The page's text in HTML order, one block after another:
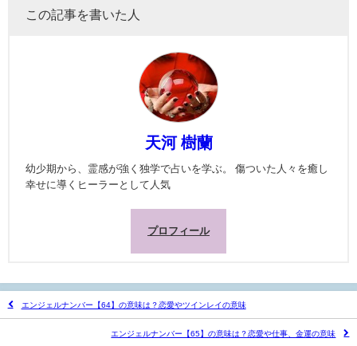
この記事を書いた人
天河 樹蘭
幼少期から、霊感が強く独学で占いを学ぶ。 傷ついた人々を癒し
幸せに導くヒーラーとして人気
プロフィール
エンジェルナンバー【64】の意味は？恋愛やツインレイの意味
エンジェルナンバー【65】の意味は？恋愛や仕事、金運の意味